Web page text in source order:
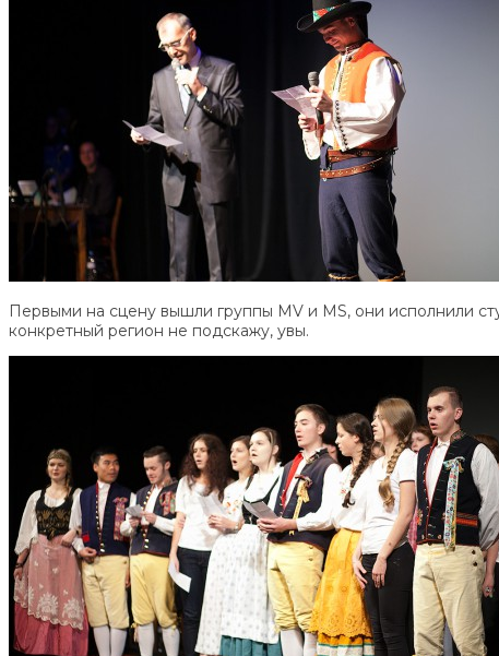
Первыми на сцену вышли группы MV и MS, они исполнили
конкретный регион не подскажу, увы.